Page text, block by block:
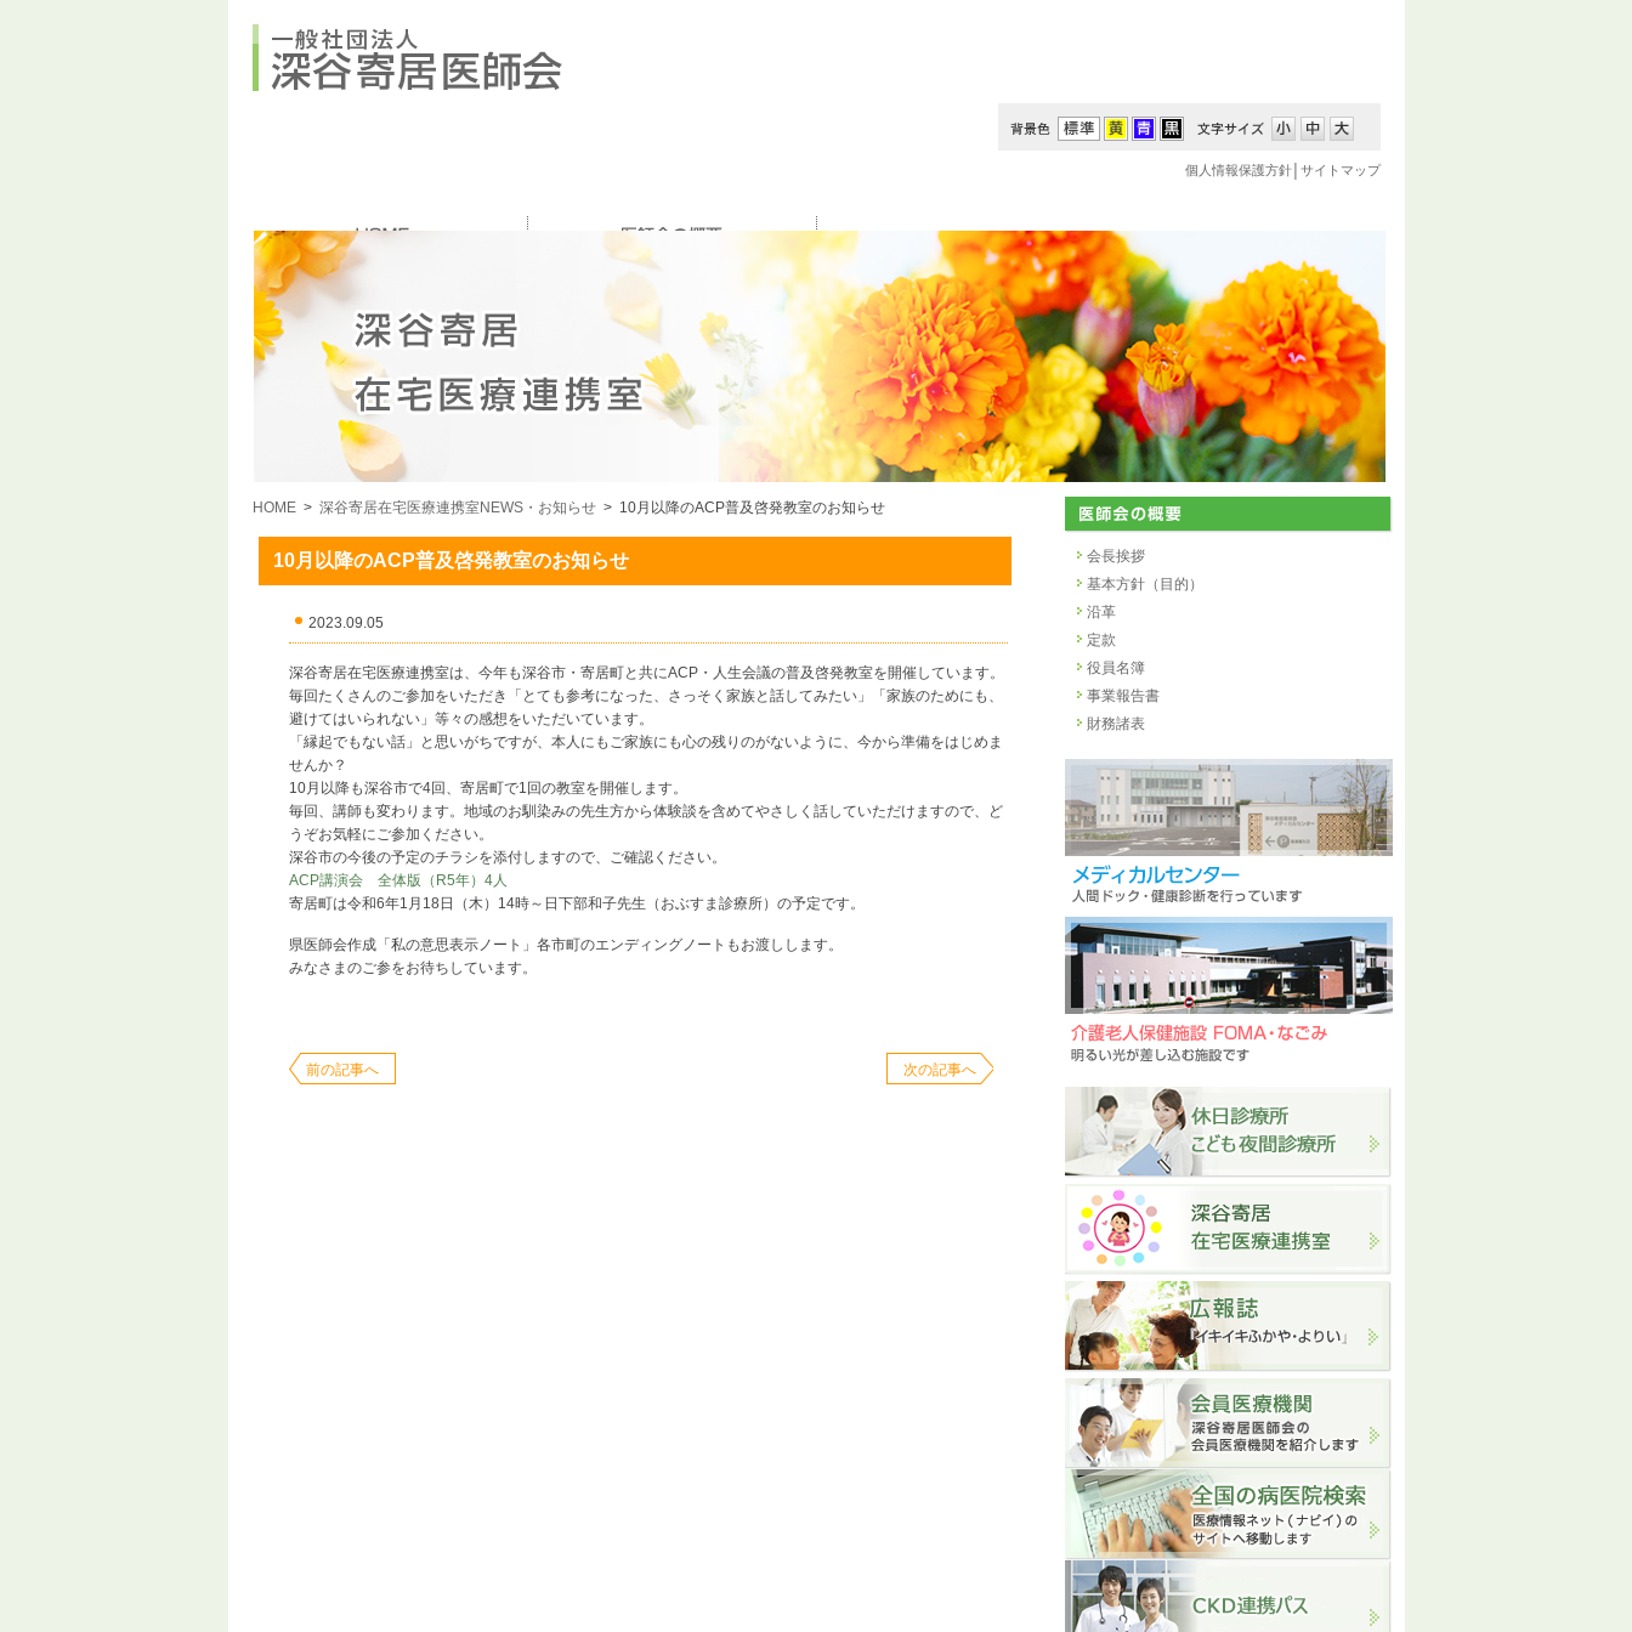
個人情報保護方針│ サイトマップ
HOME> 深谷寄居在宅医療連携室NEWS・お知らせ> 10月以降のACP普及啓発教室のお知らせ
10月以降のACP普及啓発教室のお知らせ
2023.09.05
深谷寄居在宅医療連携室は、今年も深谷市・寄居町と共にACP・人生会議の普及啓発教室を開催しています。
毎回たくさんのご参加をいただき「とても参考になった、さっそく家族と話してみたい」「家族のためにも、
避けてはいられない」等々の感想をいただいています。
「縁起でもない話」と思いがちですが、本人にもご家族にも心の残りのがないように、今から準備をはじめま
せんか？
10月以降も深谷市で4回、寄居町で1回の教室を開催します。
毎回、講師も変わります。地域のお馴染みの先生方から体験談を含めてやさしく話していただけますので、ど
うぞお気軽にご参加ください。
深谷市の今後の予定のチラシを添付しますので、ご確認ください。
ACP講演会 全体版（R5年）4人
寄居町は令和6年1月18日（木）14時～日下部和子先生（おぶすま診療所）の予定です。
県医師会作成「私の意思表示ノート」各市町のエンディングノートもお渡しします。
みなさまのご参をお待ちしています。
前の記事へ 次の記事へ
会長挨拶
基本方針（目的）
沿革
定款
役員名簿
事業報告書
財務諸表